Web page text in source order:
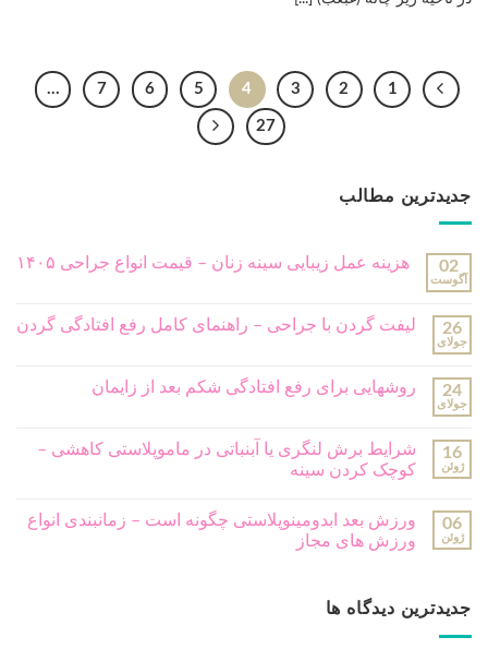
1
2
3
4
5
6
7
…
27
جدیدترین مطالب
02
آگوست
هزینه عمل زیبایی سینه زنان – قیمت انواع جراحی ۱۴۰۵
26
جولای
لیفت گردن با جراحی – راهنمای کامل رفع افتادگی گردن
24
جولای
روشهایی برای رفع افتادگی شکم بعد از زایمان
16
ژوئن
شرایط برش لنگری یا آبنباتی در ماموپلاستی کاهشی –
کوچک کردن سینه
06
ژوئن
ورزش بعد ابدومینوپلاستی چگونه است – زمانبندی انواع
ورزش های مجاز
جدیدترین دیدگاه ها